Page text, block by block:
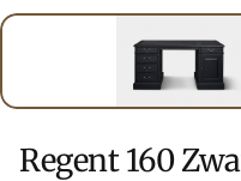
Regent 160